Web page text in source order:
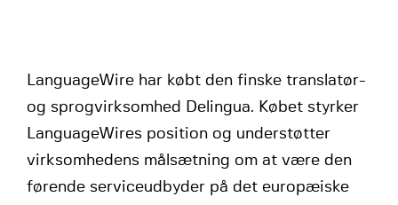
LanguageWire har købt den finske translatør-
og sprogvirksomhed Delingua. Købet styrker
LanguageWires position og understøtter
virksomhedens målsætning om at være den
førende serviceudbyder på det europæiske